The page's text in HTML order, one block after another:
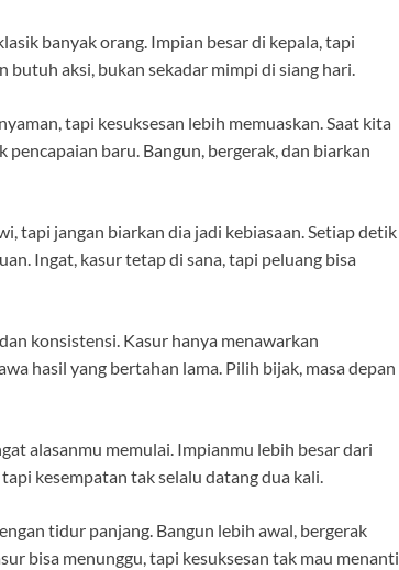
banyak orang. Impian besar di kepala, tapi
butuh aksi, bukan sekadar mimpi di siang hari.
nyaman, tapi kesuksesan lebih memuaskan. Saat kita
baru. Bangun, bergerak, dan biarkan
tapi jangan biarkan dia jadi kebiasaan. Setiap detik
Ingat, kasur tetap di sana, tapi peluang bisa
konsistensi. Kasur hanya menawarkan
hasil yang bertahan lama. Pilih bijak, masa depan
alasanmu memulai. Impianmu lebih besar dari
kesempatan tak selalu datang dua kali.
tidur panjang. Bangun lebih awal, bergerak
bisa menunggu, tapi kesuksesan tak mau menanti